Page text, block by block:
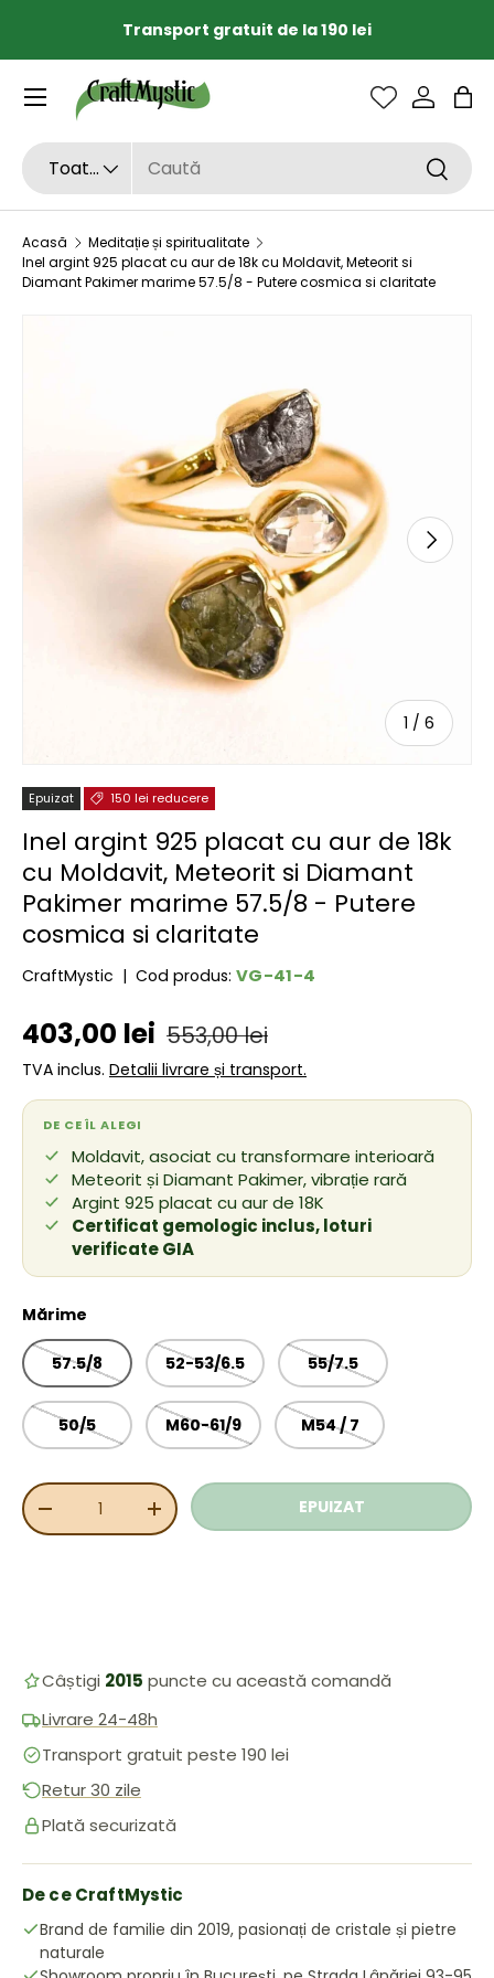
SARI LA CONȚINUT
Transport gratuit de la 190 lei
Căutare
Tipul de produs
Toate
Sac
Acasă
Meditație și spiritualitate
Inel argint 925 placat cu aur de 18k cu Moldavit, Meteorit si
Diamant Pakimer marime 57.5/8 - Putere cosmica si claritate
1 / de
6
Epuizat 150 lei reducere
Inel argint 925 placat cu aur de 18k
cu Moldavit, Meteorit si Diamant
Pakimer marime 57.5/8 - Putere
cosmica si claritate
CraftMystic | Cod produs: VG-41-4
Preț de vânzare
403,00 lei Preț obișnuit
553,00 lei
TVA inclus. Detalii livrare și transport.
DE CE ÎL ALEGI
Moldavit, asociat cu transformare interioară
Meteorit și Diamant Pakimer, vibrație rară
Argint 925 placat cu aur de 18K
Certificat gemologic inclus, loturi
verificate GIA
Mărime
57.5/8 52-53/6.5 55/7.5
50/5 M60-61/9 M54 / 7
Cant.
REDUCEȚI CANTITATEAMĂRIȚI CANTITATEAEPUIZAT
Câștigi 2015 puncte cu această comandă
Livrare 24-48h
Transport gratuit peste 190 lei
Retur 30 zile
Plată securizată
De ce CraftMystic
Brand de familie din 2019, pasionați de cristale și pietre
naturale